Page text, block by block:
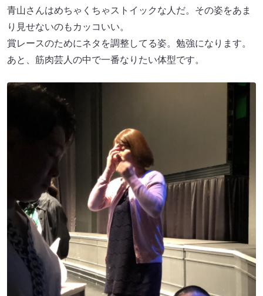
青山さんはめちゃくちゃストイックな人だ。その姿をあま
り見せないのもカッコいい。
賞レースのためにネタを調整してる姿。勉強になります。
あと、筋肉芸人の中で一番なりたい体型です。